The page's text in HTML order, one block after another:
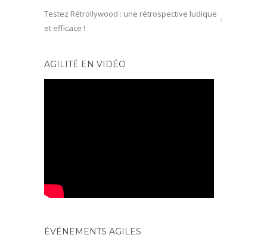
Testez Rétrollywood : une rétrospective ludique
et efficace !
AGILITÉ EN VIDÉO
ÉVÉNEMENTS AGILES